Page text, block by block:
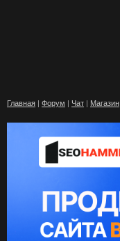
Главная | Форум | Чат | Магазин